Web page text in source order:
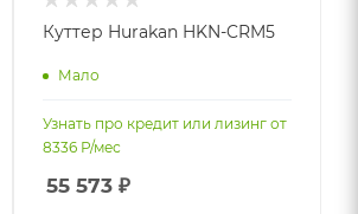
Куттер Hurakan HKN-CRM5
Мало
Узнать про кредит или лизинг от
8336 Р/мес
55 573 ₽